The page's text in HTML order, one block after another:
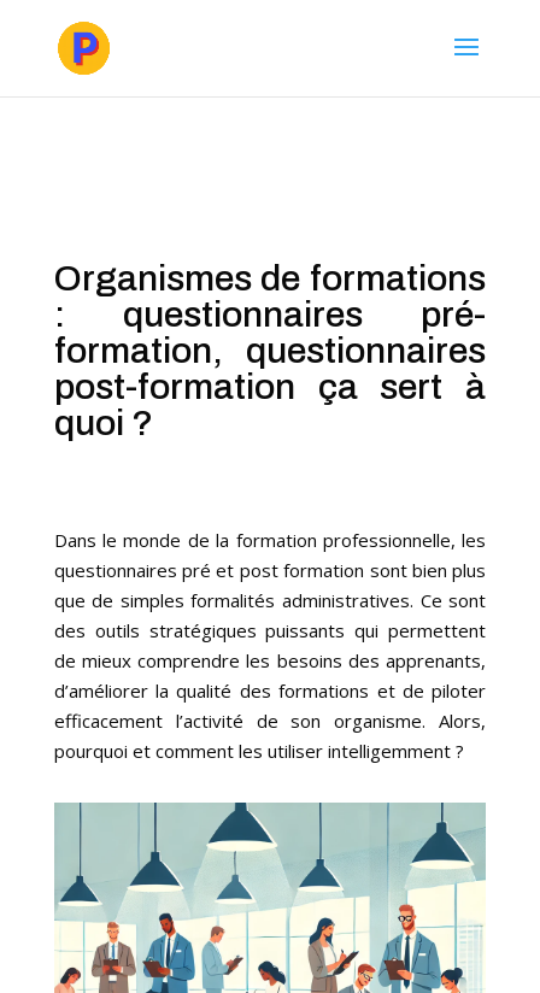
Organismes de formations
: questionnaires pré-
formation, questionnaires
post-formation ça sert à
quoi ?
Dans le monde de la formation professionnelle, les
questionnaires pré et post formation sont bien plus
que de simples formalités administratives. Ce sont
des outils stratégiques puissants qui permettent
de mieux comprendre les besoins des apprenants,
d’améliorer la qualité des formations et de piloter
efficacement l’activité de son organisme. Alors,
pourquoi et comment les utiliser intelligemment ?